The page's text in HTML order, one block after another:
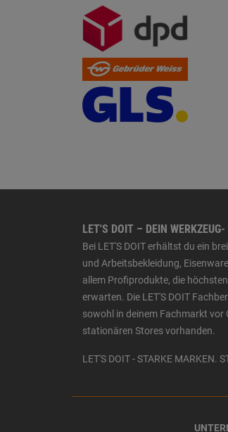
LET'S DOIT – DEIN
Bei LET'S DOIT erhältst du ein
und Arbeitsbekleidung,
allem Profiprodukte, die
erwarten. Die LET'S DOIT
sowohl in deinem Fachmarkt vor
stationären Stores vorhanden.
LET'S DOIT - STARKE MARKEN.